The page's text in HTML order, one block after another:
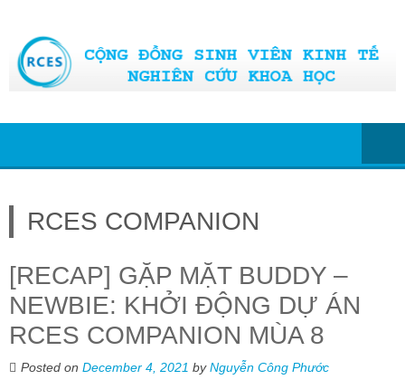
content
RCES COMPANION
[RECAP] GẶP MẶT BUDDY –
NEWBIE: KHỞI ĐỘNG DỰ ÁN
RCES COMPANION MÙA 8
Posted on December 4, 2021 byNguyễn Công Phước